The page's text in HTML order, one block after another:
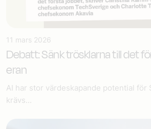
11 mars 2026
Debatt: Sänk trösklarna till det
eran
AI har stor värdeskapande potential för
krävs...